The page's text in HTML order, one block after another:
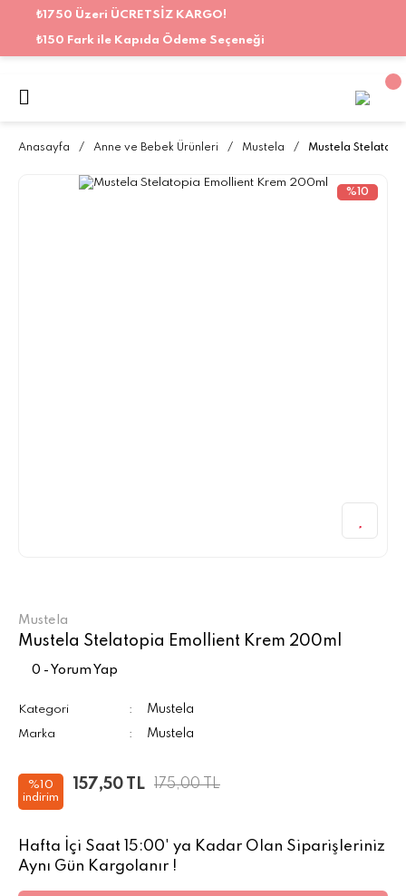
₺1750 Üzeri ÜCRETSİZ KARGO!
₺150 Fark ile Kapıda Ödeme Seçeneği
Anasayfa Anne ve Bebek Ürünleri Mustela Mustela
%10
Mustela
Mustela Stelatopia Emollient Krem 200ml
0 - Yorum Yap
Kategori Mustela
Marka Mustela
%10
indirim
157,50 TL 175,00 TL
Hafta İçi Saat 15:00' ya Kadar Olan Siparişleriniz
Aynı Gün Kargolanır !